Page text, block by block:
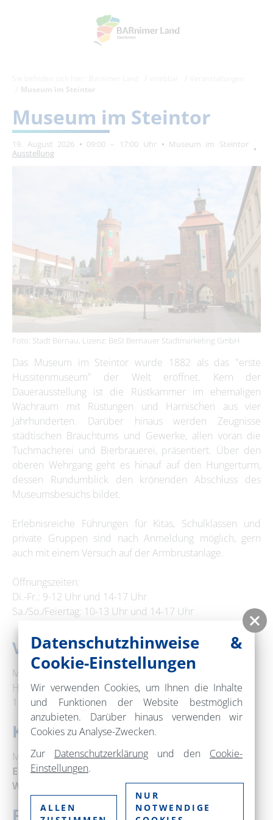
Museum im Steintor
Museum im Steintor
19. August 2026 09:00 – 17:00 Uhr
Museum im Steintor
Ausstellung
Foto: Stadt Bernau, Lizenz: BeSt Bernauer Stadtmarketing GmbH
Das Museum im Steintor wurde 1882 als das "erste
Hussitenmuseum" der Welt eröffnet. Kern der
Dauerausstellung ist die Rüstkammer im ehemaligen
Wachraum mit Rüstungen und Harnischen aus vier
Jahrhunderten. Darüber hinaus werden Zeugnisse
städtischen Brauchtums und Gewerke, allen voran die
Tuchmacherei und Bierbrauerei, präsentiert. Über den
oberen Wehrgang geht es hinauf auf den Hungerturm,
dessen Rundumblick den krönenden Abschluss des
Museumsbesuchs bildet.
Erlebnisreiche Führungen für Kitas, Schulklassen und
private Gruppen sind nach Anmeldung möglich, gern
auch mit einem Versuch auf der Armbrustanlage.
Öffnungszeiten:
Di.-Fr.: 9-12 Uhr und 14-17 Uhr
Sa./So./Feiertag: 10-13 Uhr und 14-17 Uhr
Veranstaltungsort
Museum im Steintor
Hussitenstraße 1
16321 Bernau bei Berlin
Kontakt
Museum Bernau
E-Mail:museum@bernau-bei-berlin.de
Web:
Preise
Datenschutzhinweise &
Cookie-Einstellungen
Wir verwenden Cookies, um Ihnen die Inhalte
und Funktionen der Website bestmöglich
anzubieten. Darüber hinaus verwenden wir
Cookies zu Analyse-Zwecken.
Zur Datenschutzerklärung und den Cookie-
Einstellungen.
ALLEN
NUR
NOTWENDIGE